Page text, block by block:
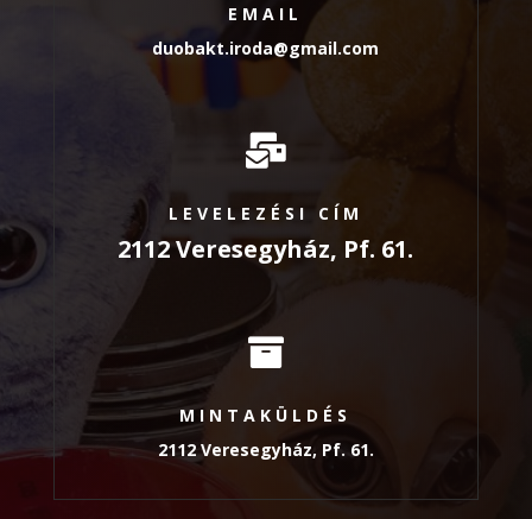
EMAIL
duobakt.iroda@gmail.com

LEVELEZÉSI CÍM
2112 Veresegyház, Pf. 61.

MINTAKÜLDÉS
2112 Veresegyház, Pf. 61.